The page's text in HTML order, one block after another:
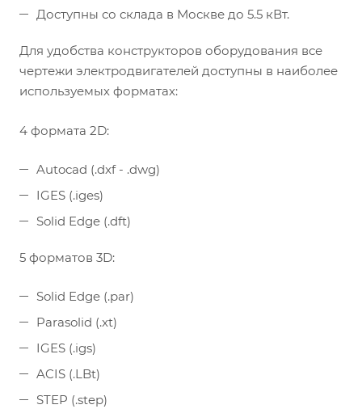
Доступны со склада в Москве до 5.5 кВт.
Для удобства конструкторов оборудования все
чертежи электродвигателей доступны в наиболее
используемых форматах:
4 формата 2D:
Autocad (.dxf - .dwg)
IGES (.iges)
Solid Edge (.dft)
5 форматов 3D:
Solid Edge (.par)
Parasolid (.xt)
IGES (.igs)
ACIS (.LBt)
STEP (.step)